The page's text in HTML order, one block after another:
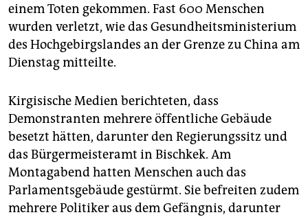
genossenschaft
epaper login
einem Toten gekommen. Fast 600 Menschen
wurden verletzt, wie das Gesundheitsministerium
des Hochgebirgslandes an der Grenze zu China am
Dienstag mitteilte.
Kirgisische Medien berichteten, dass
Demonstranten mehrere öffentliche Gebäude
besetzt hätten, darunter den Regierungssitz und
das Bürgermeisteramt in Bischkek. Am
Montagabend hatten Menschen auch das
Parlamentsgebäude gestürmt. Sie befreiten zudem
mehrere Politiker aus dem Gefängnis, darunter